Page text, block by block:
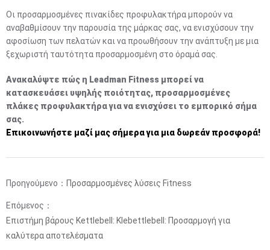
Οι προσαρμοσμένες πινακίδες προφυλακτήρα μπορούν να
αναβαθμίσουν την παρουσία της μάρκας σας, να ενισχύσουν την
αφοσίωση των πελατών και να προωθήσουν την ανάπτυξη με μια
ξεχωριστή ταυτότητα προσαρμοσμένη στο όραμά σας.
Ανακαλύψτε πώς η Leadman Fitness μπορεί να
κατασκευάσει υψηλής ποιότητας, προσαρμοσμένες
πλάκες προφυλακτήρα για να ενισχύσει το εμπορικό σήμα
σας.
Επικοινωνήστε μαζί μας σήμερα για μια δωρεάν προσφορά!
Προηγούμενο： Προσαρμοσμένες λύσεις Fitness
Επόμενος：
Επιστήμη βάρους Kettlebell: Klebettlebell: Προσαρμογή για
καλύτερα αποτελέσματα